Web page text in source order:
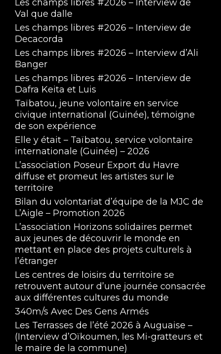
Les champs libres #2026 – Interview de
Val que dalle
Les champs libres #2026 – Interview de
Decacorda
Les champs libres #2026 – Interview d’Ali
Banger
Les champs libres #2026 – Interview de
Dafra Keita et Luis
Taïbatou, jeune volontaire en service
civique international (Guinée), témoigne
de son expérience
Elle y était – Taïbatou, service volontaire
internationale (Guinée) – 2026
L’association Poseur Export du Havre
diffuse et promeut les artistes sur le
territoire
Bilan du volontariat d’équipe de la MJC de
L’Aigle – Promotion 2026
L’association Horizons solidaires permet
aux jeunes de découvrir le monde en
mettant en place des projets culturels à
l’étranger
Les centres de loisirs du territoire se
retrouvent autour d’une journée consacrée
aux différentes cultures du monde
340m/s Avec Des Gens Armés
Les Terrasses de l’été 2026 à Auguaise –
(Interview d’Oïkoumen, les Mi-gratteurs et
le maire de la commune)